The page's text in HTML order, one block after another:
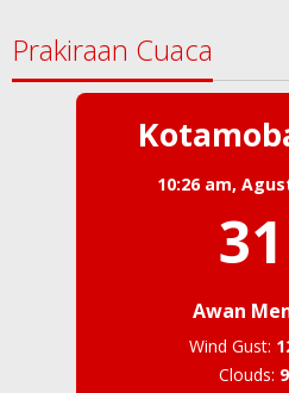
Prakiraan Cuaca
10:26 am,
31
Awan
Wind Gust:
Clouds: